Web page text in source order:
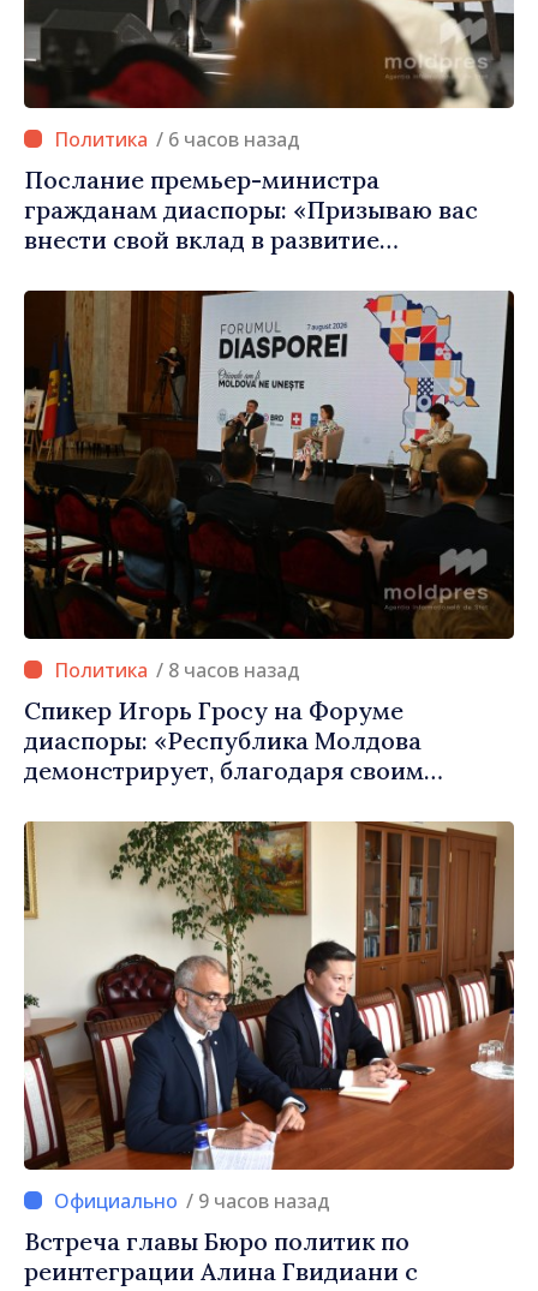
/ 6 часов назад
Послание премьер-министра
гражданам диаспоры: «Призываю вас
внести свой вклад в развитие
/ 8 часов назад
Спикер Игорь Гросу на Форуме
диаспоры: «Республика Молдова
демонстрирует, благодаря своим
заслуживает стать частью большой
европейской семьи»
/ 9 часов назад
Встреча главы Бюро политик по
реинтеграции Алина Гвидиани с